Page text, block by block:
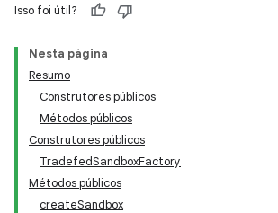
Isso foi útil?
Nesta página
Resumo
Construtores públicos
Métodos públicos
Construtores públicos
TradefedSandboxFactory
Métodos públicos
createSandbox